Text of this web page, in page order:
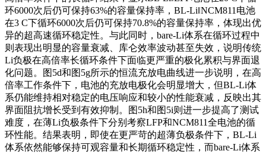
环6000次后仍可保持63%的容量保持率，BL-Li‖NCM811电池
在3 C下循环6000次后仍可保持70.8%的容量保持率，体现出优
异的超高速循环稳定性。与此同时，bare-Li体系在循环过程中
则表现出明显的容量衰减、库仑效率波动甚至失效，说明传统
Li负极在高倍率长循环条件下面临更严重的极化累积与界面退
化问题。图5d和图5g所示的恒流充放电曲线进一步说明，在高
倍率工作条件下，电池的充放电极化会明显增大，但BL-Li体
系仍能维持相对稳定的电压响应和较小的性能衰减，反映出其
界面阻抗增长受到有效抑制。图5h和图5i则进一步提高了测试
难度，在薄Li负极条件下分别考察LFP和NCM811全电池的循
环性能。结果表明，即使在更严苛的超薄负极条件下，BL-Li
体系依然能够保持可观容量和长期循环稳定性，而bare-Li体系